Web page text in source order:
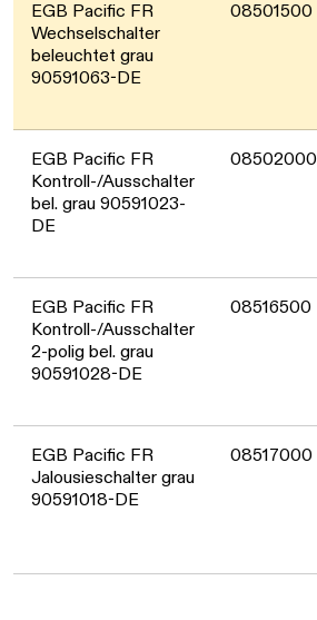
EGB Pacific FR
Wechselschalter
beleuchtet grau
90591063-DE
08501500
EGB Pacific FR
Kontroll-/Ausschalter
bel. grau 90591023-
DE
08502000
EGB Pacific FR
Kontroll-/Ausschalter
2-polig bel. grau
90591028-DE
08516500
EGB Pacific FR
Jalousieschalter grau
90591018-DE
08517000